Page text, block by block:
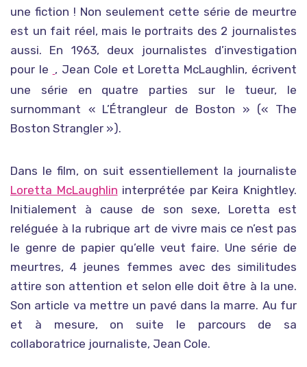
une fiction ! Non seulement cette série de meurtre
est un fait réel, mais le portraits des 2 journalistes
aussi. En 1963, deux journalistes d’investigation
pour le , Jean Cole et Loretta McLaughlin, écrivent
une série en quatre parties sur le tueur, le
surnommant « L’Étrangleur de Boston » (« The
Boston Strangler »).
Dans le film, on suit essentiellement la journaliste
Loretta McLaughlin interprétée par Keira Knightley.
Initialement à cause de son sexe, Loretta est
reléguée à la rubrique art de vivre mais ce n’est pas
le genre de papier qu’elle veut faire. Une série de
meurtres, 4 jeunes femmes avec des similitudes
attire son attention et selon elle doit être à la une.
Son article va mettre un pavé dans la marre. Au fur
et à mesure, on suite le parcours de sa
collaboratrice journaliste, Jean Cole.